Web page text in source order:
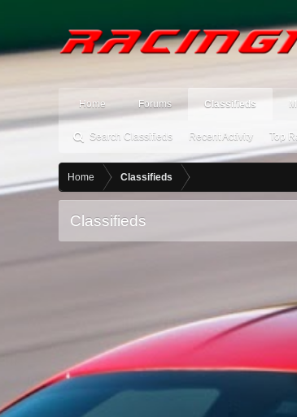
Home Forums Classifieds
Search Classifieds Recent Activity Top
Home Classifieds
Classifieds